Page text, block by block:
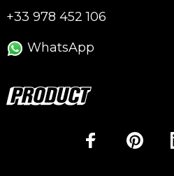
+33 978 452 106
WhatsApp